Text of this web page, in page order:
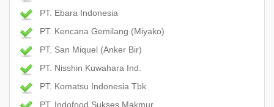
PT. Ebara Indonesia
PT. Kencana Gemilang (Miyako)
PT. San Miquel (Anker Bir)
PT. Nisshin Kuwahara Ind.
PT. Komatsu Indonesia Tbk
PT. Indofood Sukses Makmur